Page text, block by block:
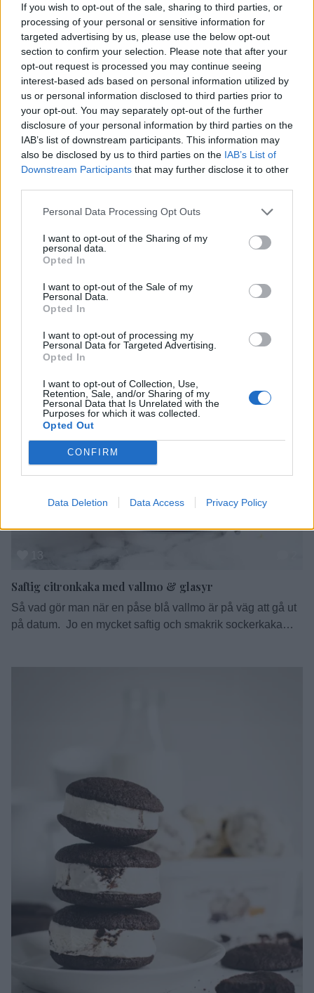
If you wish to opt-out of the sale, sharing to third parties, or
processing of your personal or sensitive information for
targeted advertising by us, please use the below opt-out
section to confirm your selection. Please note that after your
opt-out request is processed you may continue seeing
interest-based ads based on personal information utilized by
us or personal information disclosed to third parties prior to
your opt-out. You may separately opt-out of the further
disclosure of your personal information by third parties on the
IAB’s list of downstream participants. This information may
also be disclosed by us to third parties on the IAB’s List of
Downstream Participants that may further disclose it to other
Personal Data Processing Opt Outs
I want to opt-out of the Sharing of my
personal data.
Opted In
I want to opt-out of the Sale of my
Personal Data.
Opted In
I want to opt-out of processing my
Personal Data for Targeted Advertising.
Opted In
I want to opt-out of Collection, Use,
Retention, Sale, and/or Sharing of my
Personal Data that Is Unrelated with the
Purposes for which it was collected.
Opted Out
CONFIRM
Data Deletion Data Access Privacy Policy
26 4
Kärleksmjölkchokladfudgebrownies
Kärleksmums, eller Mockarutor som jag kallar dem, ska ju
vara lite smuliga och ge en kontrast till glasyren. Om du vill
ha en annan typ av botten så har du här en kaka som är
kan toppas och varieras hur …Continued
13
Saftig citronkaka med vallmo & glasyr
Så vad gör man när en påse blå vallmo är på väg att gå ut
på datum. Jo en mycket saftig och smakrik sockerkaka